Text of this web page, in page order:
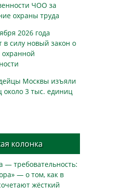
ЧОО за
охраны труда
2026 года
в силу новый закон о
охранной
Москвы изъяли
около 3 тыс. единиц
колонка
— требовательность:
— о том, как в
жёсткий